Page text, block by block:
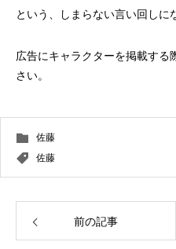
という、しまらない言い回しに
広告にキャラクターを掲載する
さい。
佐藤
佐藤
前の記事